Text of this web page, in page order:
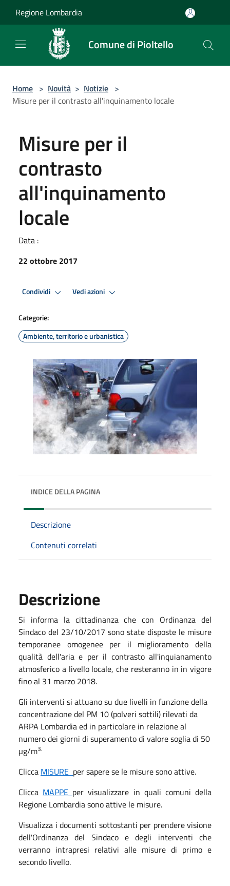
Regione Lombardia
Comune di Pioltello
Home > Novità > Notizie >
Misure per il contrasto all'inquinamento locale
Misure per il
contrasto
all'inquinamento
locale
Data :
22 ottobre 2017
Condividi Vedi azioni
Categorie:
Ambiente, territorio e urbanistica
INDICE DELLA PAGINA
Descrizione
Contenuti correlati
Descrizione
Si informa la cittadinanza che con Ordinanza del
Sindaco del 23/10/2017 sono state disposte le misure
temporanee omogenee per il miglioramento della
qualità dell'aria e per il contrasto all'inquianamento
atmosferico a livello locale, che resteranno in in vigore
fino al 31 marzo 2018.
Gli interventi si attuano su due livelli in funzione della
concentrazione del PM 10 (polveri sottili) rilevati da
ARPA Lombardia ed in particolare in relazione al
numero dei giorni di superamento di valore soglia di 50
µg/m3.
Clicca MISURE per sapere se le misure sono attive.
Clicca MAPPE per visualizzare in quali comuni della
Regione Lombardia sono attive le misure.
Visualizza i documenti sottostanti per prendere visione
dell'Ordinanza del Sindaco e degli interventi che
verranno intrapresi relativi alle misure di primo e
secondo livello.